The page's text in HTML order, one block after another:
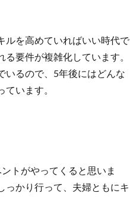
ルを高めていればいい時代で
要件が複雑化しています。
いるので、5年後にはどんな
います。
トがやってくると思いま
っかり行って、夫婦ともにキ